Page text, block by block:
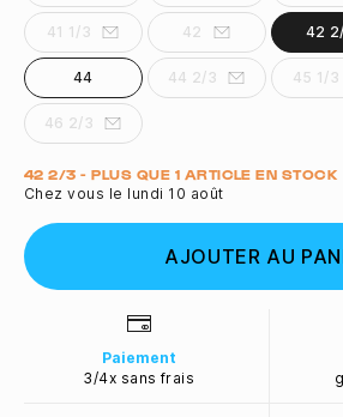
41 1/3 42 42
44 44 2/3 45 1/3
46 2/3
Quantité
42 2/3 - PLUS QUE 1 ARTICLE EN STOCK
Chez vous le lundi 10 août
AJOUTER AU
Paiement
3/4x sans frais